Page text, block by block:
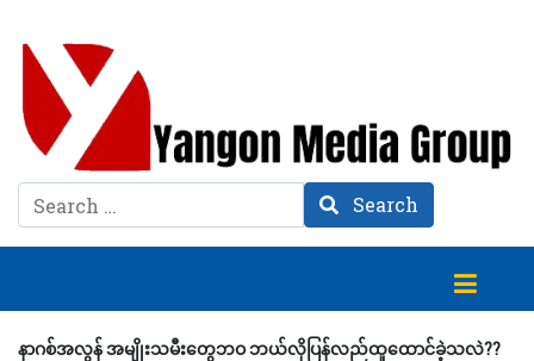
Search Search
နာဂစ်အလွန် အမျိုးသမီးတွေဘဝ ဘယ်လိုပြန်လည်ထူထောင်ခဲ့သလဲ??